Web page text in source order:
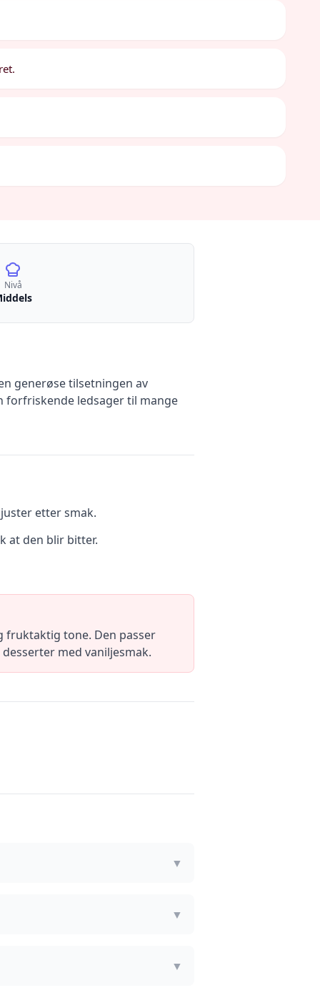
Nivå
generøse tilsetningen av
forfriskende ledsager til mange
etter smak.
at den blir bitter.
fruktaktig tone. Den passer
med vaniljesmak.
▼
▼
▼